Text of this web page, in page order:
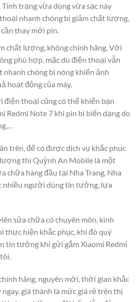
Tình trạng vừa dùng vừa sạc này
nhanh chóng bị giảm chất lượng,
thay mới pin.
chất lượng, không chính hãng. Với
phù hợp, mặc dù điện thoại vẫn
nhanh chóng bị nóng khiến ảnh
hoạt động của máy.
điện thoại cũng có thể khiến bạn
Redmi Note 7 khi pin bị biến dạng do
trên, để có được dịch vụ khắc phục
thì Quỳnh An Mobile là một
chữa hàng đầu tại Nha Trang, Nha
nhiều người dùng tin tưởng, lựa
sửa chữa có chuyên môn, kinh
thực hiện khắc phục, khi đó quý
tin tưởng khi gửi gắm Xiaomi Redmi
hãng, nguyên mới, thời gian khắc
giá thành là mức giá rẻ trên thị